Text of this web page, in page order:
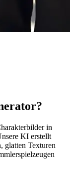
in
KI erstellt
glatten Texturen